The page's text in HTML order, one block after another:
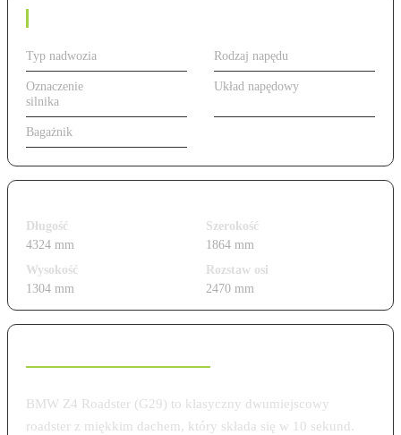
Typ nadwozia Rodzaj napędu
Oznaczenie
silnika
Układ napędowy
Bagażnik
Długość
4324 mm
Szerokość
1864 mm
Wysokość
1304 mm
Rozstaw osi
2470 mm
BMW Z4 Roadster (G29) to klasyczny dwumiejscowy
roadster z miękkim dachem, który składa się w 10 sekund.